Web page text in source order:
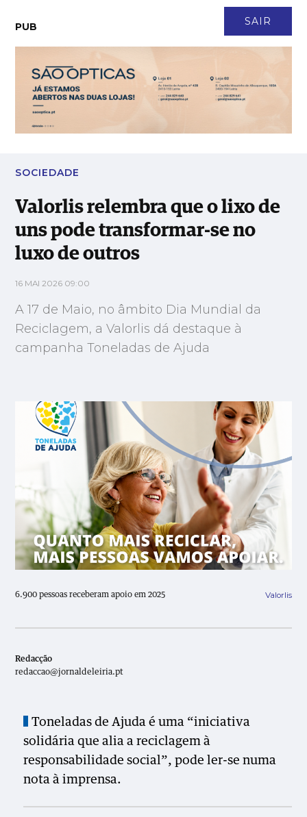
SAIR
PUB
Valorlis relembra que o lixo de uns pode transformar-se no
luxo de outros
SOCIEDADE
Valorlis relembra que o lixo de
uns pode transformar-se no
luxo de outros
16 MAI 2026 09:00
A 17 de Maio, no âmbito Dia Mundial da
Reciclagem, a Valorlis dá destaque à
campanha Toneladas de Ajuda
6.900 pessoas receberam apoio em 2025 Valorlis
Redacção
redaccao@jornaldeleiria.pt
Toneladas de Ajuda é uma “iniciativa
solidária que alia a reciclagem à
responsabilidade social”, pode ler-se numa
nota à imprensa.